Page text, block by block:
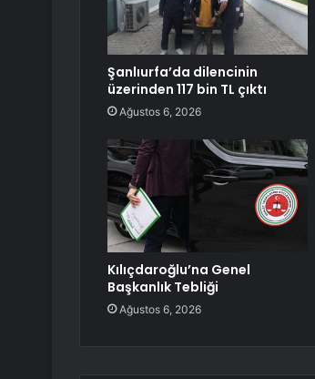
Şanlıurfa’da dilencinin
üzerinden 117 bin TL çıktı
Ağustos 6, 2026
Kılıçdaroğlu’na Genel
Başkanlık Tebliği
Ağustos 6, 2026